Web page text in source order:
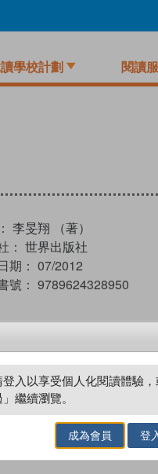
學校計劃 閱讀
李旻翔 （著）
： 世界出版社
期： 07/2012
號： 9789624328950
試閲 加入
借閱實體書
登入以享受個人化閱讀體驗
」繼續瀏覽。
成為會員 登